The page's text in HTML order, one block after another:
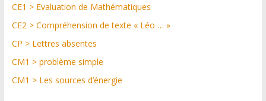
CE1 > Evaluation de Mathématiques
CE2 > Compréhension de texte « Léo … »
CP > Lettres absentes
CM1 > problème simple
CM1 > Les sources d’énergie